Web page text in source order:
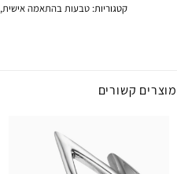
קטגוריות: טבעות בהתאמה אישית,
מוצרים קשורים